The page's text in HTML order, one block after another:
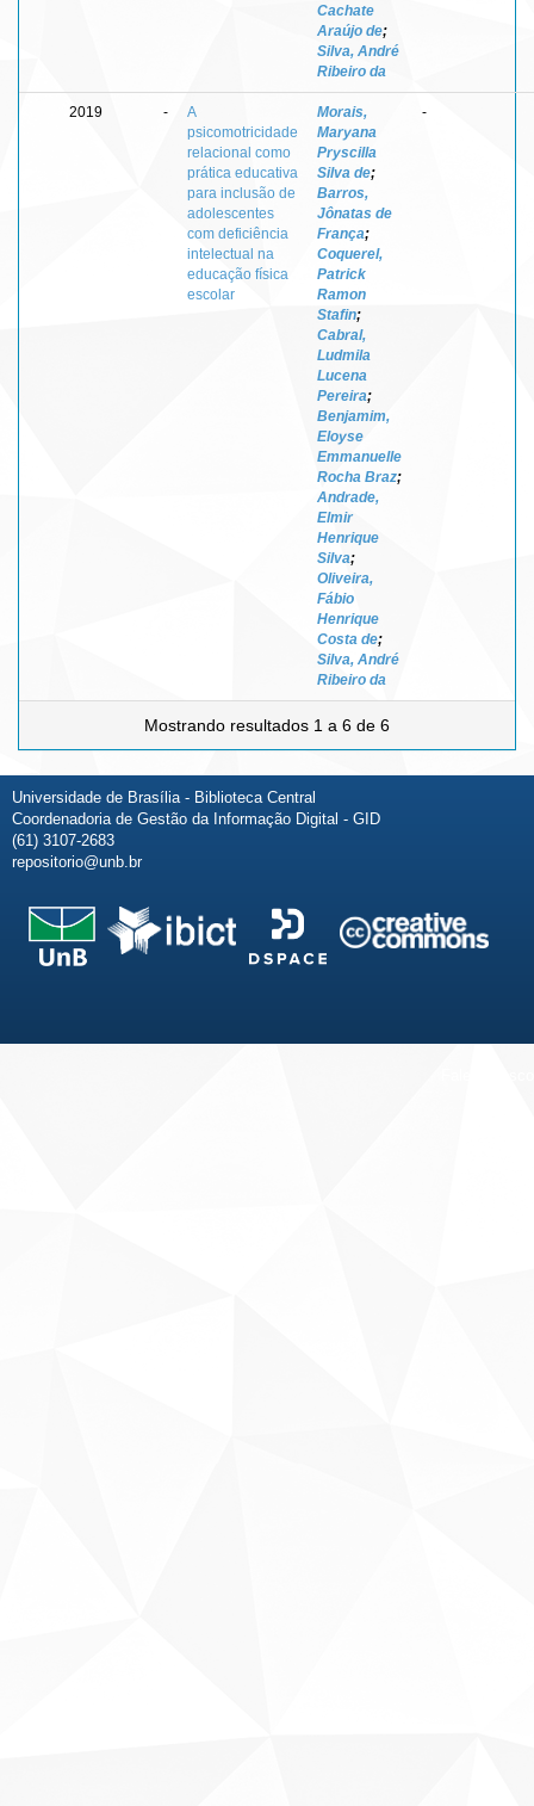
Cachate
Araújo de;
Silva, André
Ribeiro da
2019 -
A
psicomotricidade
relacional como
prática educativa
para inclusão de
adolescentes
com deficiência
intelectual na
educação física
escolar
Morais,
Maryana
Pryscilla
Silva de;
Barros,
Jônatas de
França;
Coquerel,
Patrick
Ramon
Stafin;
Cabral,
Ludmila
Lucena
Pereira;
Benjamim,
Eloyse
Emmanuelle
Rocha Braz;
Andrade,
Elmir
Henrique
Silva;
Oliveira,
Fábio
Henrique
Costa de;
Silva, André
Ribeiro da
-
Mostrando resultados 1 a 6 de 6
Universidade de Brasília - Biblioteca Central
Coordenadoria de Gestão da Informação Digital - GID
(61) 3107-2683
repositorio@unb.br